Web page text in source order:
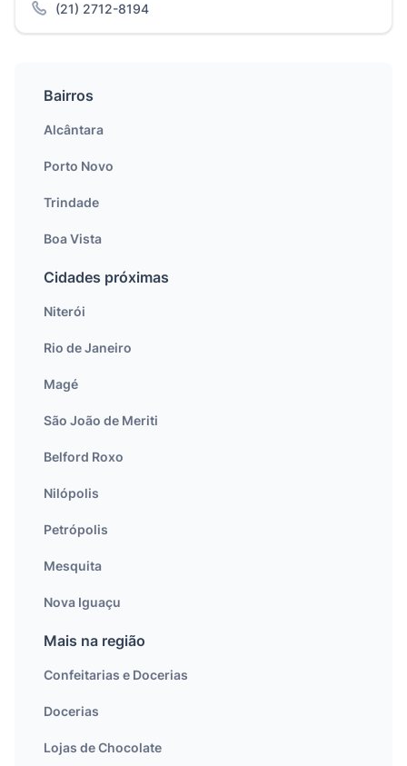
(21) 2712-8194
Bairros
Alcântara
Porto Novo
Trindade
Boa Vista
Cidades próximas
Niterói
Rio de Janeiro
Magé
São João de Meriti
Belford Roxo
Nilópolis
Petrópolis
Mesquita
Nova Iguaçu
Mais na região
Confeitarias e Docerias
Docerias
Lojas de Chocolate